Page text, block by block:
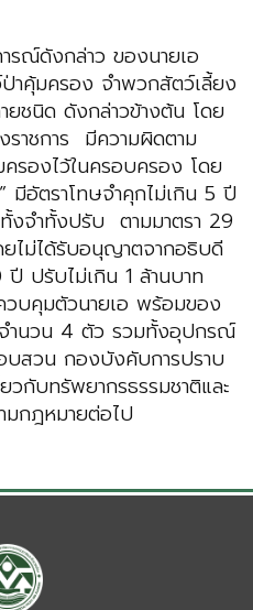
รณ์ดังกล่าว ของนายเอ
าคุ้มครอง จำพวกสัตว์เลี้ยง
ชนิด ดังกล่าวข้างต้น โดย
ราชการ มีความผิดตาม
รองไว้ในครอบครอง โดย
อัตราโทษจำคุกไม่เกิน 5 ปี
งจำทั้งปรับ ตามมาตรา 29
ไม่ได้รับอนุญาตจากอธิบดี
ปี ปรับไม่เกิน 1 ล้านบาท
บคุมตัวนายเอ พร้อมของ
ำนวน 4 ตัว รวมทั้งอุปกรณ์
บสวน กองบังคับการปราบ
วกับทรัพยากรธรรมชาติและ
กฎหมายต่อไป